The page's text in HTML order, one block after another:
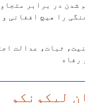
شدن در برابر
را هیچ افغانی
ثبات، عدالت
رفاه
ليکونکو